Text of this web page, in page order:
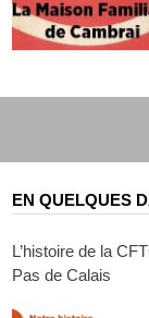
EN QUELQUES
L’histoire de la
Pas de Calais